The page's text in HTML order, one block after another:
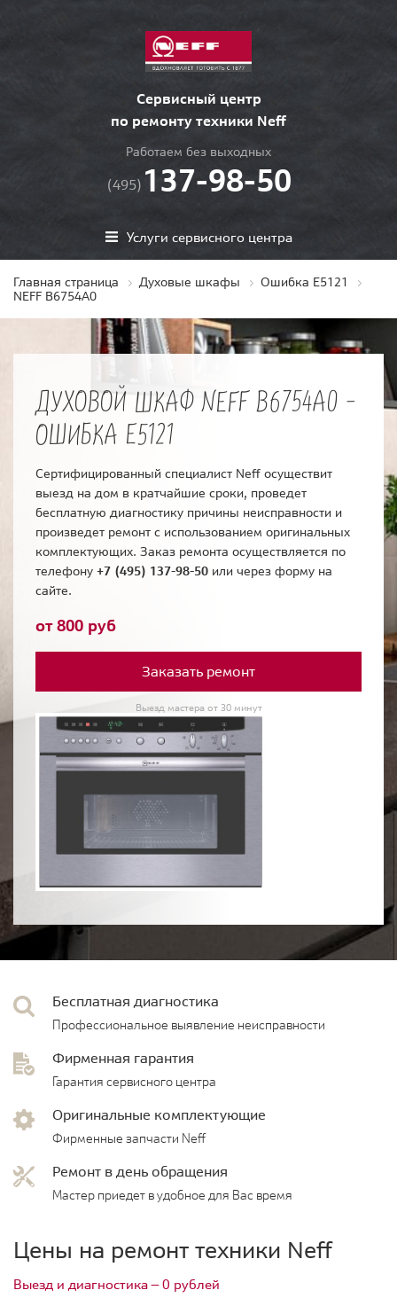
Сервисный центр
по ремонту техники Neff
Работаем без выходных
(495) 137-98-50
Услуги сервисного центра
Главная страница Духовые шкафы
Ошибка E5121
NEFF B6754A0
ДУХОВОЙ ШКАФ NEFF B6754A0 -
ОШИБКА E5121
Сертифицированный специалист Neff осуществит
выезд на дом в кратчайшие сроки, проведет
бесплатную диагностику причины неисправности и
произведет ремонт с использованием оригинальных
комплектующих. Заказ ремонта осуществляется по
телефону +7 (495) 137-98-50 или через форму на
сайте.
от 800 руб
Заказать ремонт
Выезд мастера от 30 минут
Бесплатная диагностика
Профессиональное выявление неисправности
Фирменная гарантия
Гарантия сервисного центра
Оригинальные комплектующие
Фирменные запчасти Neff
Ремонт в день обращения
Мастер приедет в удобное для Вас время
Цены на ремонт техники Neff
Выезд и диагностика — 0 рублей